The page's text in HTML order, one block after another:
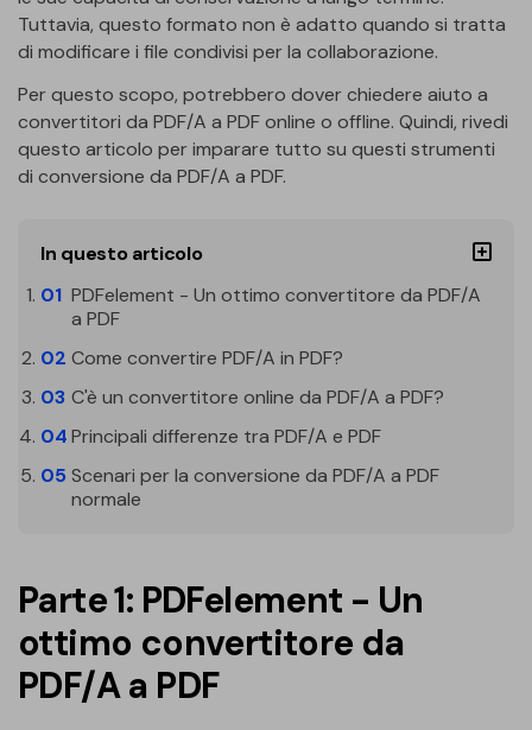
Password PDF
Condividi PDF
AI per PDF
Chat con PDF
Traduzione PDF AI
Controllo grammatica AI
Rilevatore di contenuti AI
Riscrivi PDF con AI
AI Image Generator
Tutte Le Funzionalità
Finanza
Pubblicazione
Freelancer
Storie di clienti
Recensioni di clienti
Confronto dei software PDF
Guida utente
PDFelement per Windows
PDFelement per Mac
Support
Tuttavia, questo formato non è adatto quando si tratta
di modificare i file condivisi per la collaborazione.
Per questo scopo, potrebbero dover chiedere aiuto a
convertitori da PDF/A a PDF online o offline. Quindi, rivedi
questo articolo per imparare tutto su questi strumenti
di conversione da PDF/A a PDF.
In questo articolo
PDFelement - Un ottimo convertitore da PDF/A
a PDF
Come convertire PDF/A in PDF?
C'è un convertitore online da PDF/A a PDF?
Principali differenze tra PDF/A e PDF
Scenari per la conversione da PDF/A a PDF
normale
Parte 1: PDFelement - Un
ottimo convertitore da
PDF/A a PDF